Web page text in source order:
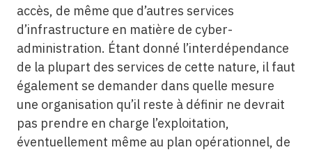
accès, de même que d’autres services
d’infrastructure en matière de cyber-
administration. Étant donné l’interdépendance
de la plupart des services de cette nature, il faut
également se demander dans quelle mesure
une organisation qu’il reste à définir ne devrait
pas prendre en charge l’exploitation,
éventuellement même au plan opérationnel, de